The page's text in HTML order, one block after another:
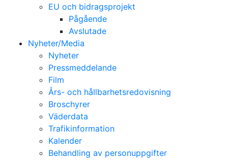
EU och bidragsprojekt
Pågående
Avslutade
Nyheter/Media
Nyheter
Pressmeddelande
Film
Års- och hållbarhetsredovisning
Broschyrer
Väderdata
Trafikinformation
Kalender
Behandling av personuppgifter